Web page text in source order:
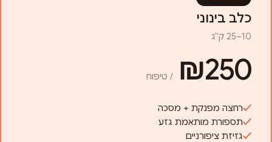
כלב בינוני
10–25 ק"ג
₪250 / טיפוח
רחצה מפנקת + מסכה
תספורת מותאמת גזע
גזיזת ציפורניים